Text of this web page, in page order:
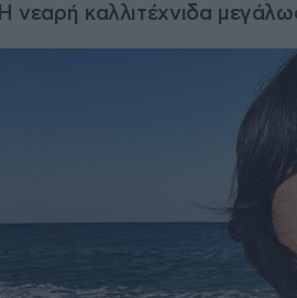
Η νεαρή καλλιτέχνιδα